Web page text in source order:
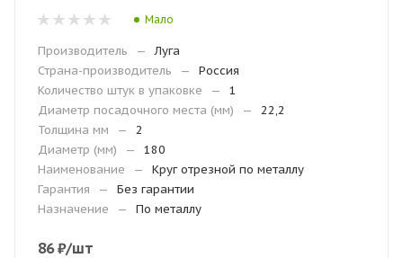
Мало
Производитель —
Луга
Страна-производитель
—
Россия
Количество штук в упаковке
—
1
Диаметр посадочного места (мм)
—
22,2
Толщина мм
—
2
Диаметр (мм)
—
180
Наименование
—
Круг отрезной по металлу
Гарантия
—
Без гарантии
Назначение
— По металлу
86₽/шт